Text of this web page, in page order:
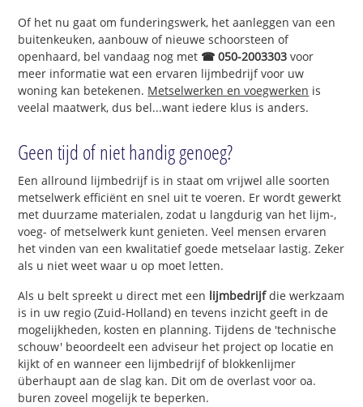
Of het nu gaat om funderingswerk, het aanleggen van een
buitenkeuken, aanbouw of nieuwe schoorsteen of
openhaard, bel vandaag nog met ☎ 050-2003303 voor
meer informatie wat een ervaren lijmbedrijf voor uw
woning kan betekenen. Metselwerken en voegwerken is
veelal maatwerk, dus bel...want iedere klus is anders.
Geen tijd of niet handig genoeg?
Een allround lijmbedrijf is in staat om vrijwel alle soorten
metselwerk efficiënt en snel uit te voeren. Er wordt gewerkt
met duurzame materialen, zodat u langdurig van het lijm-,
voeg- of metselwerk kunt genieten. Veel mensen ervaren
het vinden van een kwalitatief goede metselaar lastig. Zeker
als u niet weet waar u op moet letten.
Als u belt spreekt u direct met een lijmbedrijfdie werkzaam
is in uw regio (Zuid-Holland) en tevens inzicht geeft in de
mogelijkheden, kosten en planning. Tijdens de 'technische
schouw' beoordeelt een adviseur het project op locatie en
kijkt of en wanneer een lijmbedrijf of blokkenlijmer
überhaupt aan de slag kan. Dit om de overlast voor oa.
buren zoveel mogelijk te beperken.